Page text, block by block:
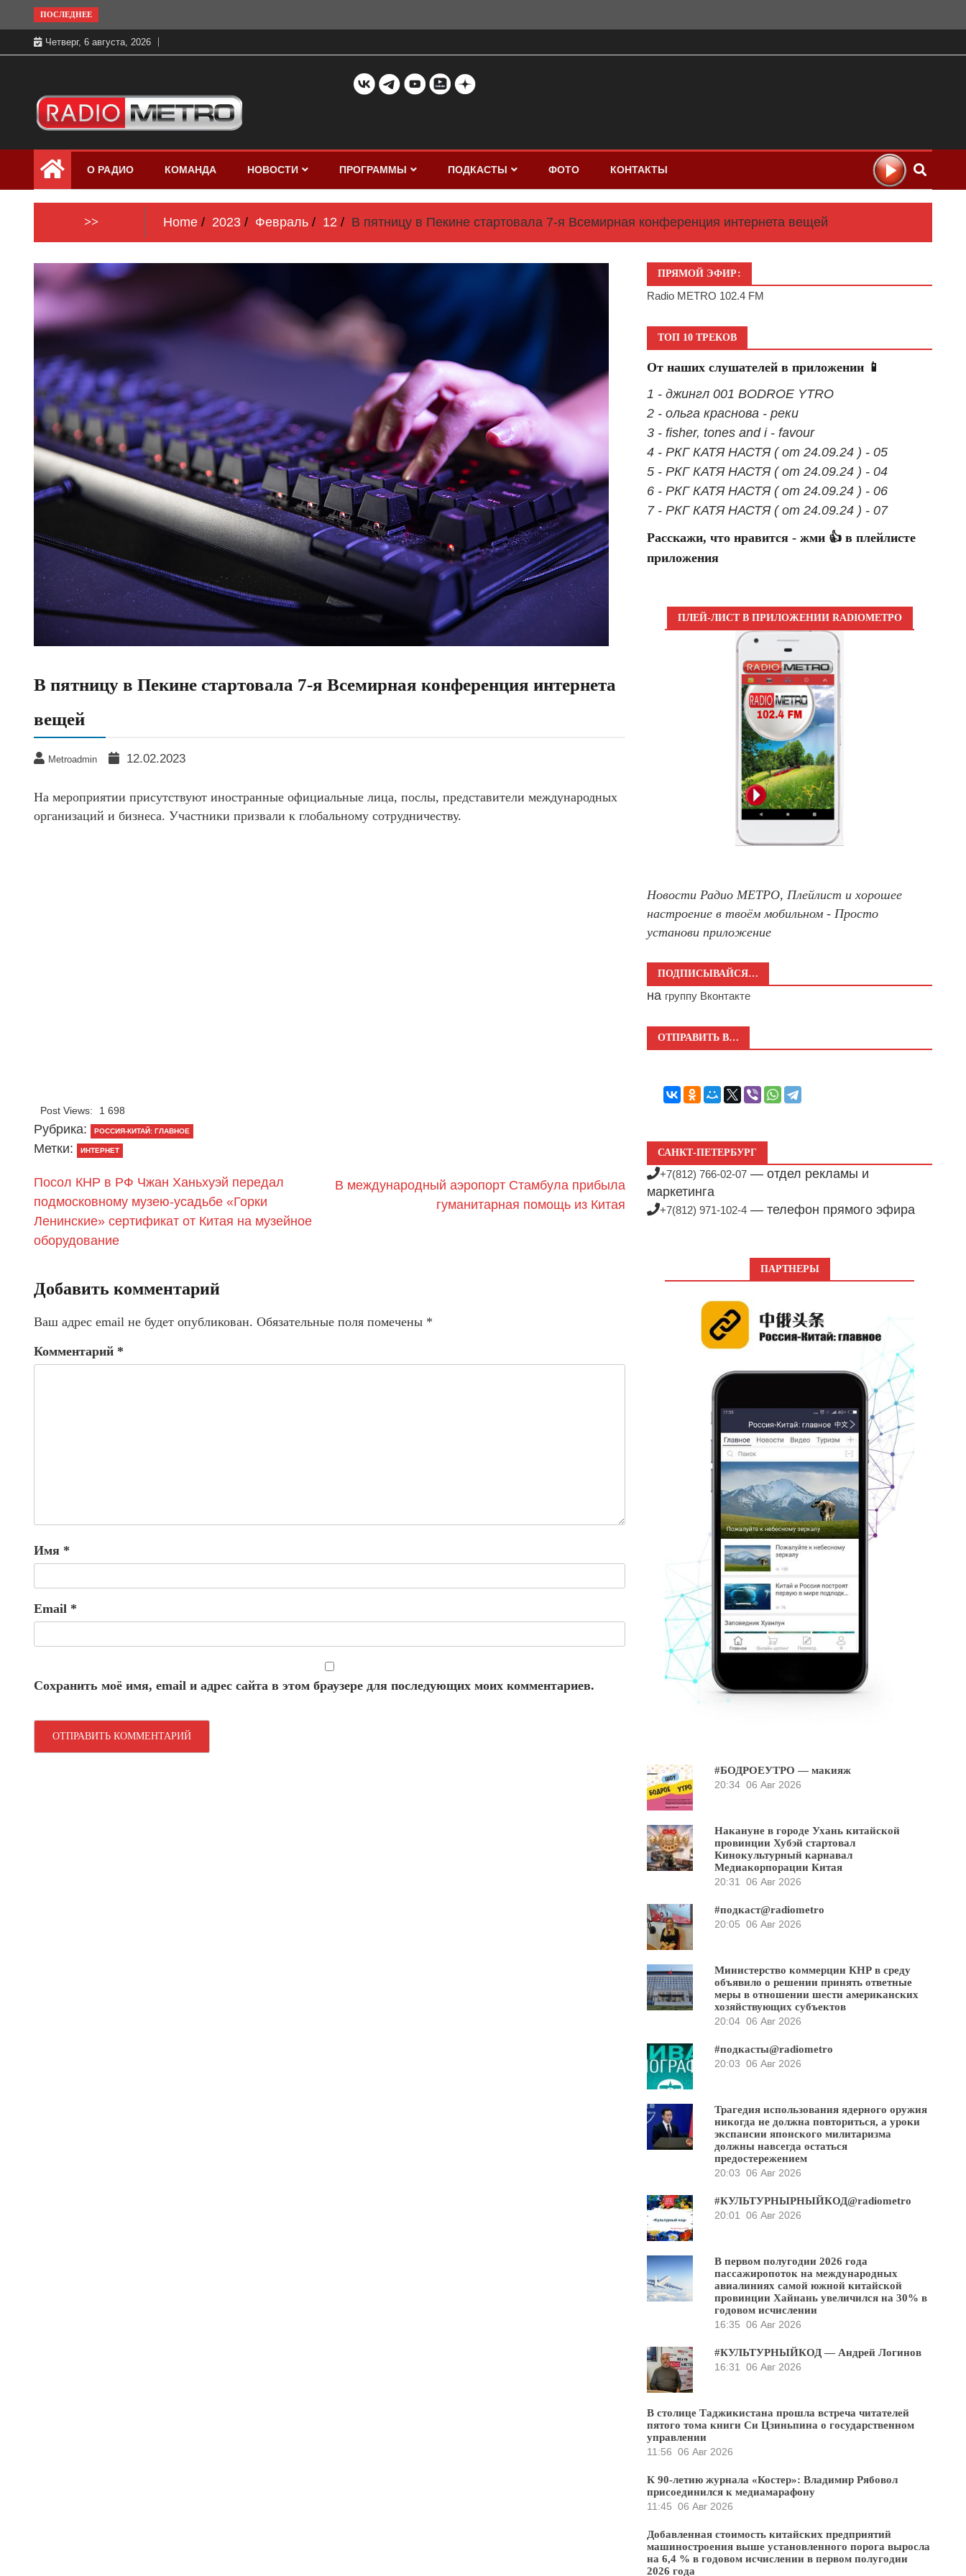
to
content
ПОСЛЕДНЕЕ
Четверг, 6 августа, 2026
Радио МЕТРО
бесплатно в хорошем качестве Санкт-
Петербург и Россия
О РАДИО КОМАНДА НОВОСТИ ПРОГРАММЫ ПОДКАСТЫ ФОТО КОНТАКТЫ
>> Home 2023 Февраль 12 В пятницу в Пекине стартовала 7-я Всемирная конференция интернета вещей
В пятницу в Пекине стартовала 7-я Всемирная конференция интернета
вещей
Metroadmin 12.02.2023
На мероприятии присутствуют иностранные официальные лица, послы, представители международных
организаций и бизнеса. Участники призвали к глобальному сотрудничеству.
Post Views: 1 698
Рубрика: РОССИЯ-КИТАЙ: ГЛАВНОЕ
Метки: ИНТЕРНЕТ
Посол КНР в РФ Чжан Ханьхуэй передал
подмосковному музею-усадьбе «Горки
Ленинские» сертификат от Китая на музейное
оборудование
В международный аэропорт Стамбула прибыла
гуманитарная помощь из Китая
Добавить комментарий
Ваш адрес email не будет опубликован. Обязательные поля помечены *
Комментарий *
Имя *
Email *
Сохранить моё имя, email и адрес сайта в этом браузере для последующих моих комментариев.
ПРЯМОЙ ЭФИР:
Radio METRO 102.4 FM
ТОП 10 ТРЕКОВ
От наших слушателей в приложении 📱
1 - джингл 001 BODROE YTRO
2 - ольга краснова - реки
3 - fisher, tones and i - favour
4 - РКГ КАТЯ НАСТЯ ( от 24.09.24 ) - 05
5 - РКГ КАТЯ НАСТЯ ( от 24.09.24 ) - 04
6 - РКГ КАТЯ НАСТЯ ( от 24.09.24 ) - 06
7 - РКГ КАТЯ НАСТЯ ( от 24.09.24 ) - 07
Расскажи, что нравится - жми 👍 в плейлисте
приложения
ПЛЕЙ-ЛИСТ В ПРИЛОЖЕНИИ RADIOМЕТРО
Новости Радио МЕТРО, Плейлист и хорошее
настроение в твоём мобильном - Просто
установи приложение
ПОДПИСЫВАЙСЯ…
на группу Вконтакте
ОТПРАВИТЬ В…
САНКТ-ПЕТЕРБУРГ
+7(812) 766-02-07 — отдел рекламы и
маркетинга
+7(812) 971-102-4 — телефон прямого эфира
ПАРТНЕРЫ
#БОДРОЕУТРО — макияж
20:34 06 Авг 2026
Накануне в городе Ухань китайской
провинции Хубэй стартовал
Кинокультурный карнавал
Медиакорпорации Китая
20:31
06 Авг 2026
#подкаст@radiometro
20:05 06 Авг 2026
Министерство коммерции КНР в среду
объявило о решении принять ответные
меры в отношении шести американских
хозяйствующих субъектов
20:04 06 Авг 2026
#подкасты@radiometro
20:03 06 Авг 2026
Трагедия использования ядерного оружия
никогда не должна повториться, а уроки
экспансии японского милитаризма
должны навсегда остаться
предостережением
20:03 06 Авг 2026
#КУЛЬТУРНЫРНЫЙКОД@radiometro
20:01
06 Авг 2026
В первом полугодии 2026 года
пассажиропоток на международных
авиалиниях самой южной китайской
провинции Хайнань увеличился на 30% в
годовом исчислении
16:35 06 Авг 2026
#КУЛЬТУРНЫЙКОД — Андрей Логинов
16:31
06 Авг 2026
В столице Таджикистана прошла встреча читателей
пятого тома книги Си Цзиньпина о государственном
управлении
11:56 06 Авг 2026
К 90-летию журнала «Костер»: Владимир Рябовол
присоединился к медиамарафону
11:45 06 Авг 2026
Добавленная стоимость китайских предприятий
машиностроения выше установленного порога выросла
на 6,4 % в годовом исчислении в первом полугодии
2026 года